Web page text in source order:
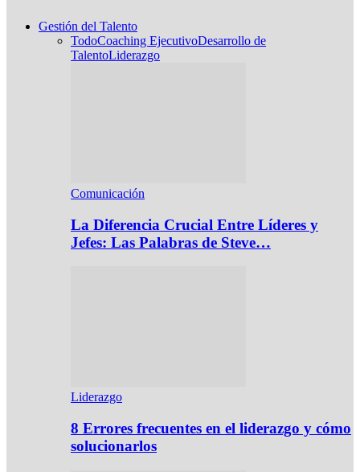
Gestión del Talento
TodoCoaching EjecutivoDesarrollo de
TalentoLiderazgo
Comunicación
La Diferencia Crucial Entre Líderes y
Jefes: Las Palabras de Steve…
Liderazgo
8 Errores frecuentes en el liderazgo y cómo
solucionarlos